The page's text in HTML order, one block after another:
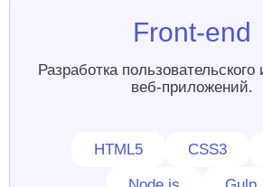
Front-end
Разработка
веб-приложений.
HTML5 CSS3